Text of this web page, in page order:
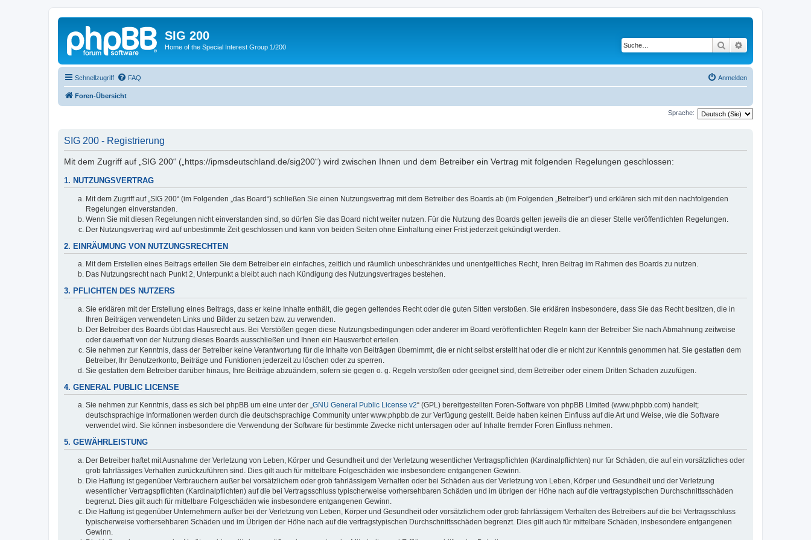
SIG 200
Home of the Special Interest Group 1/200 Suche
Schnellzugriff FAQ Anmelden
Foren-Übersicht
Sprache:
SIG 200 - Registrierung
Mit dem Zugriff auf „SIG 200“ („https://ipmsdeutschland.de/sig200“) wird zwischen Ihnen und dem Betreiber ein Vertrag mit folgenden Regelungen geschlossen:
1. NUTZUNGSVERTRAG
Mit dem Zugriff auf „SIG 200“ (im Folgenden „das Board“) schließen Sie einen Nutzungsvertrag mit dem Betreiber des Boards ab (im Folgenden „Betreiber“) und erklären sich mit den nachfolgenden
Regelungen einverstanden.
Wenn Sie mit diesen Regelungen nicht einverstanden sind, so dürfen Sie das Board nicht weiter nutzen. Für die Nutzung des Boards gelten jeweils die an dieser Stelle veröffentlichten Regelungen.
Der Nutzungsvertrag wird auf unbestimmte Zeit geschlossen und kann von beiden Seiten ohne Einhaltung einer Frist jederzeit gekündigt werden.
2. EINRÄUMUNG VON NUTZUNGSRECHTEN
Mit dem Erstellen eines Beitrags erteilen Sie dem Betreiber ein einfaches, zeitlich und räumlich unbeschränktes und unentgeltliches Recht, Ihren Beitrag im Rahmen des Boards zu nutzen.
Das Nutzungsrecht nach Punkt 2, Unterpunkt a bleibt auch nach Kündigung des Nutzungsvertrages bestehen.
3. PFLICHTEN DES NUTZERS
Sie erklären mit der Erstellung eines Beitrags, dass er keine Inhalte enthält, die gegen geltendes Recht oder die guten Sitten verstoßen. Sie erklären insbesondere, dass Sie das Recht besitzen, die in
Ihren Beiträgen verwendeten Links und Bilder zu setzen bzw. zu verwenden.
Der Betreiber des Boards übt das Hausrecht aus. Bei Verstößen gegen diese Nutzungsbedingungen oder anderer im Board veröffentlichten Regeln kann der Betreiber Sie nach Abmahnung zeitweise
oder dauerhaft von der Nutzung dieses Boards ausschließen und Ihnen ein Hausverbot erteilen.
Sie nehmen zur Kenntnis, dass der Betreiber keine Verantwortung für die Inhalte von Beiträgen übernimmt, die er nicht selbst erstellt hat oder die er nicht zur Kenntnis genommen hat. Sie gestatten dem
Betreiber, Ihr Benutzerkonto, Beiträge und Funktionen jederzeit zu löschen oder zu sperren.
Sie gestatten dem Betreiber darüber hinaus, Ihre Beiträge abzuändern, sofern sie gegen o. g. Regeln verstoßen oder geeignet sind, dem Betreiber oder einem Dritten Schaden zuzufügen.
4. GENERAL PUBLIC LICENSE
Sie nehmen zur Kenntnis, dass es sich bei phpBB um eine unter der „GNU General Public License v2“ (GPL) bereitgestellten Foren-Software von phpBB Limited (www.phpbb.com) handelt;
deutschsprachige Informationen werden durch die deutschsprachige Community unter www.phpbb.de zur Verfügung gestellt. Beide haben keinen Einfluss auf die Art und Weise, wie die Software
verwendet wird. Sie können insbesondere die Verwendung der Software für bestimmte Zwecke nicht untersagen oder auf Inhalte fremder Foren Einfluss nehmen.
5. GEWÄHRLEISTUNG
Der Betreiber haftet mit Ausnahme der Verletzung von Leben, Körper und Gesundheit und der Verletzung wesentlicher Vertragspflichten (Kardinalpflichten) nur für Schäden, die auf ein vorsätzliches oder
grob fahrlässiges Verhalten zurückzuführen sind. Dies gilt auch für mittelbare Folgeschäden wie insbesondere entgangenen Gewinn.
Die Haftung ist gegenüber Verbrauchern außer bei vorsätzlichem oder grob fahrlässigem Verhalten oder bei Schäden aus der Verletzung von Leben, Körper und Gesundheit und der Verletzung
wesentlicher Vertragspflichten (Kardinalpflichten) auf die bei Vertragsschluss typischerweise vorhersehbaren Schäden und im übrigen der Höhe nach auf die vertragstypischen Durchschnittsschäden
begrenzt. Dies gilt auch für mittelbare Folgeschäden wie insbesondere entgangenen Gewinn.
Die Haftung ist gegenüber Unternehmern außer bei der Verletzung von Leben, Körper und Gesundheit oder vorsätzlichem oder grob fahrlässigem Verhalten des Betreibers auf die bei Vertragsschluss
typischerweise vorhersehbaren Schäden und im Übrigen der Höhe nach auf die vertragstypischen Durchschnittsschäden begrenzt. Dies gilt auch für mittelbare Schäden, insbesondere entgangenen
Gewinn.